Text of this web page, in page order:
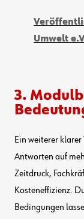
Umwelt
3.
Ein weiterer klarer
Antworten auf
Zeitdruck,
Kosteneffizienz.
Bedingungen